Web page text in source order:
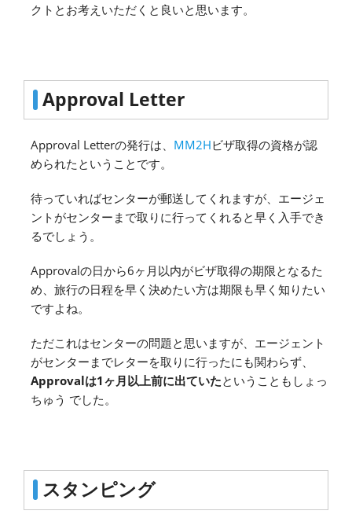
クトとお考えいただくと良いと思います。
Approval Letter
Approval Letterの発行は、 MM2Hビザ取得の資格が認
められたということです。
待っていればセンターが郵送してくれますが、エージェ
ントがセンターまで取りに行ってくれると早く入手でき
るでしょう。
Approvalの日から6ヶ月以内がビザ取得の期限となるた
め、旅行の日程を早く決めたい方は期限も早く知りたい
ですよね。
ただこれはセンターの問題と思いますが、エージェント
がセンターまでレターを取りに行ったにも関わらず、
Approvalは1ヶ月以上前に出ていたということもしょっ
ちゅう でした。
スタンピング